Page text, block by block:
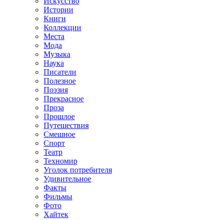
Истории
Книги
Коллекции
Места
Мода
Музыка
Наука
Писатели
Полезное
Поэзия
Прекрасное
Проза
Прошлое
Путешествия
Смешное
Спорт
Театр
Техномир
Уголок потребителя
Удивительное
Факты
Фильмы
Фото
Хайтек